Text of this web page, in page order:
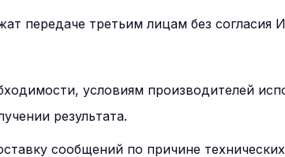
передаче третьим лицам без согласия
условиям производителей
результата.
сообщений по причине